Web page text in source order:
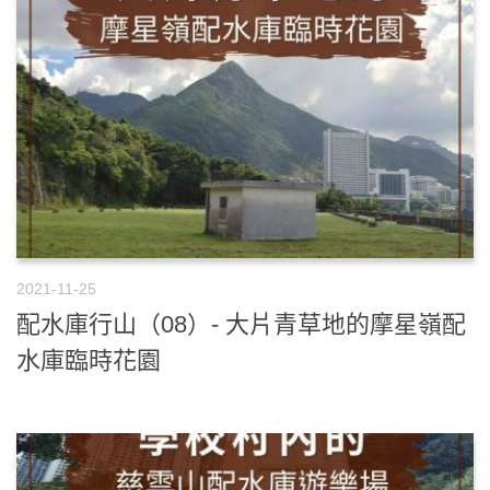
2021-11-25
配水庫行山（08）- 大片青草地的摩星嶺配
水庫臨時花園